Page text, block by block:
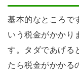
基本的なところで
いう税金がかかり
す。タダであげる
たら税金がかかる